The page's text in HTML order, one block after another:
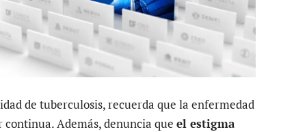
de tuberculosis, recuerda que la enfermedad
Además, denuncia que el estigma